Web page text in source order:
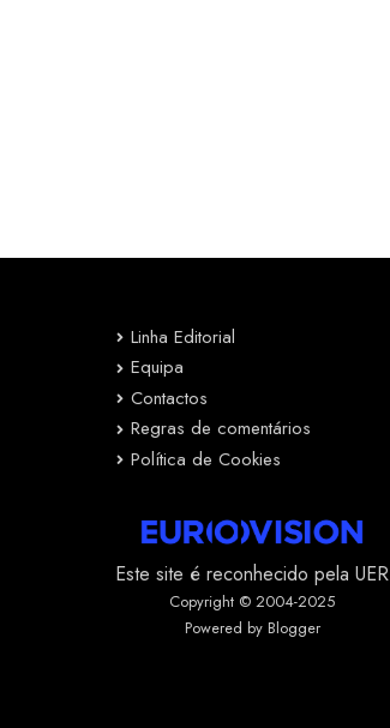
Linha Editorial
Equipa
Contactos
Regras de comentários
Política de Cookies
Este site é reconhecido pela UER
Copyright © 2004-2025
Powered by Blogger